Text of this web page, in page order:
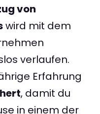
von
wird mit dem
verlaufen.
Erfahrung
, damit du
in einem der